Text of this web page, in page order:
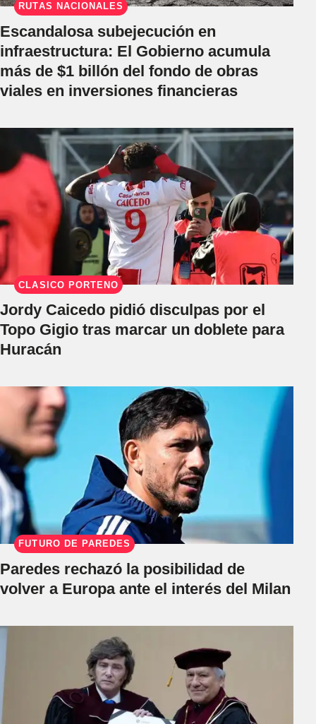
RUTAS NACIONALES
Escandalosa subejecución en
infraestructura: El Gobierno acumula
más de $1 billón del fondo de obras
viales en inversiones financieras
CLÁSICO PORTEÑO
Jordy Caicedo pidió disculpas por el
Topo Gigio tras marcar un doblete para
Huracán
FUTURO DE PAREDES
Paredes rechazó la posibilidad de
volver a Europa ante el interés del Milan